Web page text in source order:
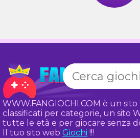
WWW.FANGIOCHI.COM è un
classificati per categorie, un sito
tutte le età e per giocare senza
Il tuo sito web Giochi !!!